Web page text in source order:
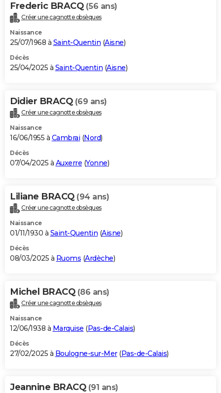
Frederic BRACQ (56 ans)
Créer une cagnotte obsèques
Naissance
25/07/1968 à Saint-Quentin (Aisne)
Décès
25/04/2025 à Saint-Quentin (Aisne)
Didier BRACQ (69 ans)
Créer une cagnotte obsèques
Naissance
16/06/1955 à Cambrai (Nord)
Décès
07/04/2025 à Auxerre (Yonne)
Liliane BRACQ (94 ans)
Créer une cagnotte obsèques
Naissance
01/11/1930 à Saint-Quentin (Aisne)
Décès
08/03/2025 à Ruoms (Ardèche)
Michel BRACQ (86 ans)
Créer une cagnotte obsèques
Naissance
12/06/1938 à Marquise (Pas-de-Calais)
Décès
27/02/2025 à Boulogne-sur-Mer(Pas-de-Calais)
Jeannine BRACQ (91 ans)